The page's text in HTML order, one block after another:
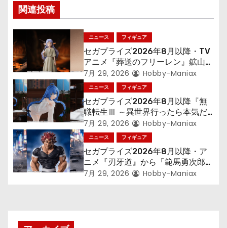
ー
シ
ョ
ン
関連投稿
ニュース フィギュア
セガプライズ2026年8月以降・TV
アニメ『葬送のフリーレン』鉱山で
300年働くことになっっちゃった
「フリーレン」を立体化！
7月 29, 2026 Hobby-Maniax
ニュース フィギュア
セガプライズ2026年8月以降『無
職転生Ⅲ ～異世界行ったら本気だ
す～』から「ロキシー」のフィギュ
アが登場！
7月 29, 2026 Hobby-Maniax
ニュース フィギュア
セガプライズ2026年8月以降・ア
ニメ『刃牙道』から「範馬勇次郎」
が登場ッッ!!
7月 29, 2026 Hobby-Maniax